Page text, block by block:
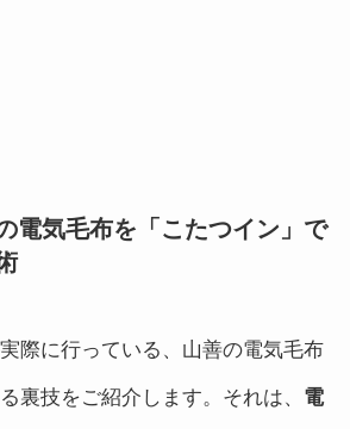
電気毛布を「こたつイン」で
際に行っている、山善の電気毛布
裏技をご紹介します。それは、 電